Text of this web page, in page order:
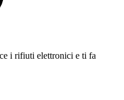
i rifiuti elettronici e ti fa